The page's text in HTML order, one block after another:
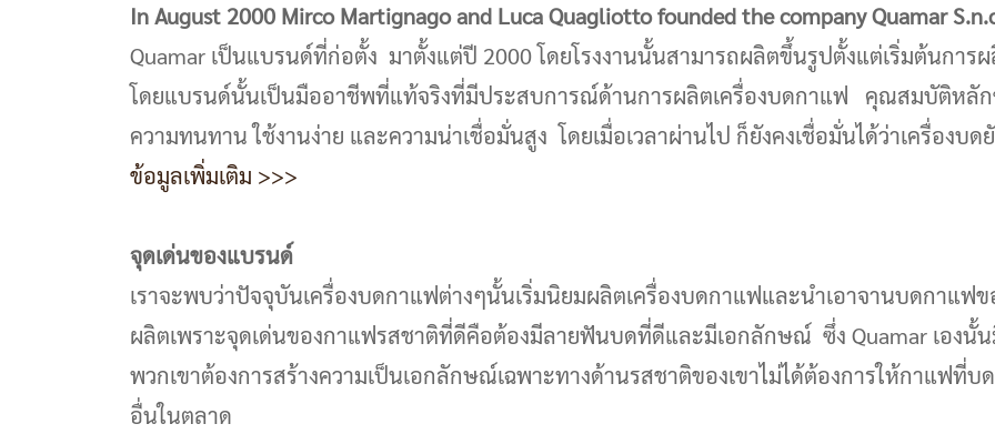
In August 2000 Mirco Martignago and Luca Quagliotto founded the company Quamar
Quamar เป็นแบรนด์ที่ก่อตั้ง มาตั้งแต่ปี 2000 โดยโรงงานนั้นสามารถผลิตขึ้นรูปตั้งแต่เริ่มต้นการ
โดยแบรนด์นั้นเป็นมืออาชีพที่แท้จริงที่มีประสบการณ์ด้านการผลิตเครื่องบดกาแฟ คุณสมบัติหลัก
ความทนทาน ใช้งานง่าย และความน่าเชื่อมั่นสูง โดยเมื่อเวลาผ่านไป ก็ยังคงเชื่อมั่นได้ว่าเครื่องบด
ข้อมูลเพิ่มเติม >>>
จุดเด่นของแบรนด์
เราจะพบว่าปัจจุบันเครื่องบดกาแฟต่างๆนั้นเริ่มนิยมผลิตเครื่องบดกาแฟและนำเอาจานบดกาแฟ
ผลิตเพราะจุดเด่นของกาแฟรสชาติที่ดีคือต้องมีลายฟันบดที่ดีและมีเอกลักษณ์ ซึ่ง Quamar เองนั้
พวกเขาต้องการสร้างความเป็นเอกลักษณ์เฉพาะทางด้านรสชาติของเขาไม่ได้ต้องการให้กาแฟที่
อื่นในตลาด